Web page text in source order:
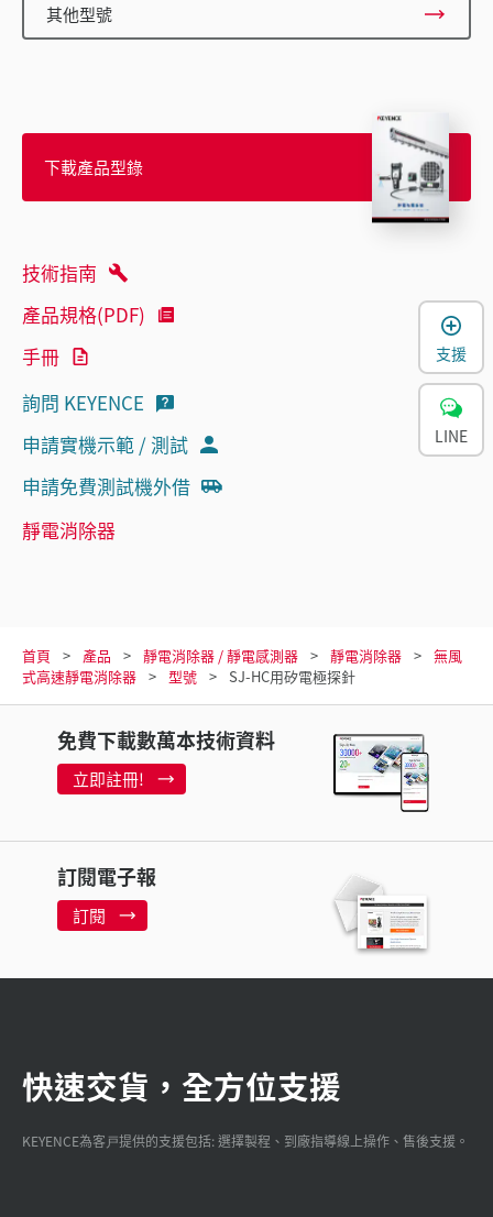
其他型號
下載產品型錄
技術指南
產品規格(PDF)
手冊
詢問 KEYENCE
申請實機示範 / 測試
申請免費測試機外借
靜電消除器
首頁 產品 靜電消除器 / 靜電感測器 靜電消除器
無風
式高速靜電消除器
型號 SJ-HC用矽電極探針
免費下載數萬本技術資料
立即註冊!
訂閱電子報
訂閱
快速交貨，全方位支援
KEYENCE為客戸提供的支援包括: 選擇製程、到廠指導線上操作、售後支援。
支援
LINE